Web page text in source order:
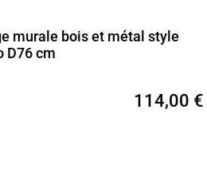
murale bois et métal style
D76 cm
114,00 €